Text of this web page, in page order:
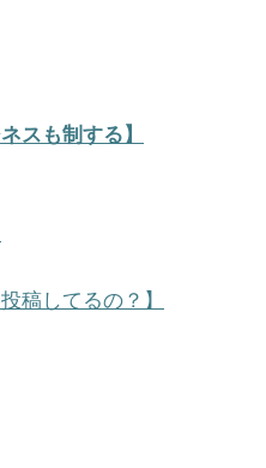
スも制する】
稿してるの？】